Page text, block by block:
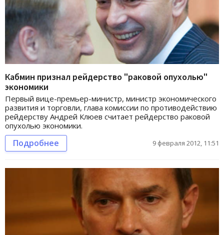
Кабмин признал рейдерство "раковой опухолью"
экономики
Первый вице-премьер-министр, министр экономического
развития и торговли, глава комиссии по противодействию
рейдерству Андрей Клюев считает рейдерство раковой
опухолью экономики.
Подробнее 9 февраля 2012, 11:51